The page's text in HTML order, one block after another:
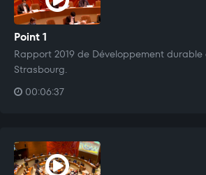
Point 1
Rapport 2019 de Développement
Strasbourg.
00:06:37